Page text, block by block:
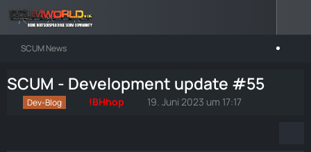
SCUM News
SCUM - Development update #55
Dev-Blog !BHhop 19. Juni 2023 um 17:17